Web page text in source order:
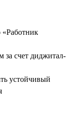
«Работник
за счет диджитал-
устойчивый